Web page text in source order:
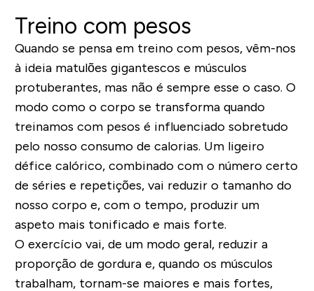
Treino com pesos
Quando se pensa em treino com pesos, vêm-nos
à ideia matulões gigantescos e músculos
protuberantes, mas não é sempre esse o caso. O
modo como o corpo se transforma quando
treinamos com pesos é influenciado sobretudo
pelo nosso consumo de calorias. Um ligeiro
défice calórico, combinado com o número certo
de séries e repetições, vai reduzir o tamanho do
nosso corpo e, com o tempo, produzir um
aspeto mais tonificado e mais forte.
O exercício vai, de um modo geral, reduzir a
proporção de gordura e, quando os músculos
trabalham, tornam-se maiores e mais fortes,